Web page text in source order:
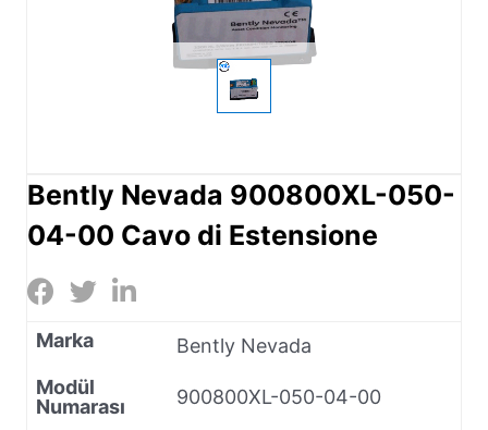
Bently Nevada 900800XL-050-
04-00 Cavo di Estensione
Marka
Bently Nevada
Modül
Numarası
900800XL-050-04-00